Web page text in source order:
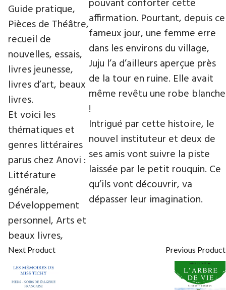
pouvant conforter cette
affirmation. Pourtant, depuis ce
fameux jour, une femme erre
dans les environs du village,
Juju l’a d’ailleurs aperçue près
de la tour en ruine. Elle avait
même revêtu une robe blanche
!
Intrigué par cette histoire, le
nouvel instituteur et deux de
ses amis vont suivre la piste
laissée par le petit rouquin. Ce
qu’ils vont découvrir, va
dépasser leur imagination.
Next Product Previous Product
Guide pratique,
Pièces de Théâtre,
recueil de
nouvelles, essais,
livres jeunesse,
livres d’art, beaux
livres.
Et voici les
thématiques et
genres littéraires
parus chez Anovi :
Littérature
générale,
Développement
personnel, Arts et
beaux livres,